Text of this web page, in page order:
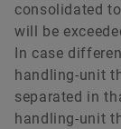
consolidated
will be
In case
handling-unit
separated in
handling-unit